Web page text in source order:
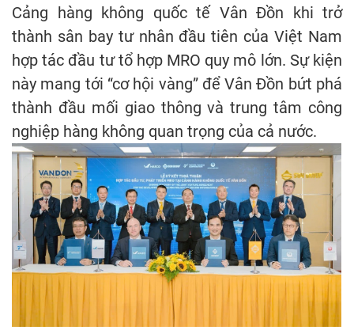
Cảng hàng không quốc tế Vân Đồn khi trở
thành sân bay tư nhân đầu tiên của Việt Nam
hợp tác đầu tư tổ hợp MRO quy mô lớn. Sự kiện
này mang tới “cơ hội vàng” để Vân Đồn bứt phá
thành đầu mối giao thông và trung tâm công
nghiệp hàng không quan trọng của cả nước.